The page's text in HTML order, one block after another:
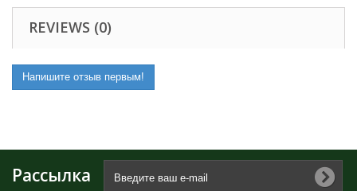
REVIEWS (0)
Напишите отзыв первым!
Рассылка